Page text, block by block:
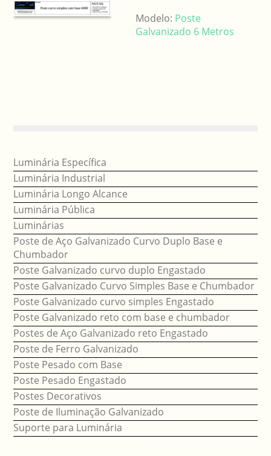
Modelo: Poste
Galvanizado 6 Metros
Luminária Específica
Luminária Industrial
Luminária Longo Alcance
Luminária Pública
Luminárias
Poste de Aço Galvanizado Curvo Duplo Base e
Chumbador
Poste Galvanizado curvo duplo Engastado
Poste Galvanizado Curvo Simples Base e Chumbador
Poste Galvanizado curvo simples Engastado
Poste Galvanizado reto com base e chumbador
Postes de Aço Galvanizado reto Engastado
Poste de Ferro Galvanizado
Poste Pesado com Base
Poste Pesado Engastado
Postes Decorativos
Poste de Iluminação Galvanizado
Suporte para Luminária